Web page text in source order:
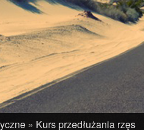
» Kurs przedłużania rzęs